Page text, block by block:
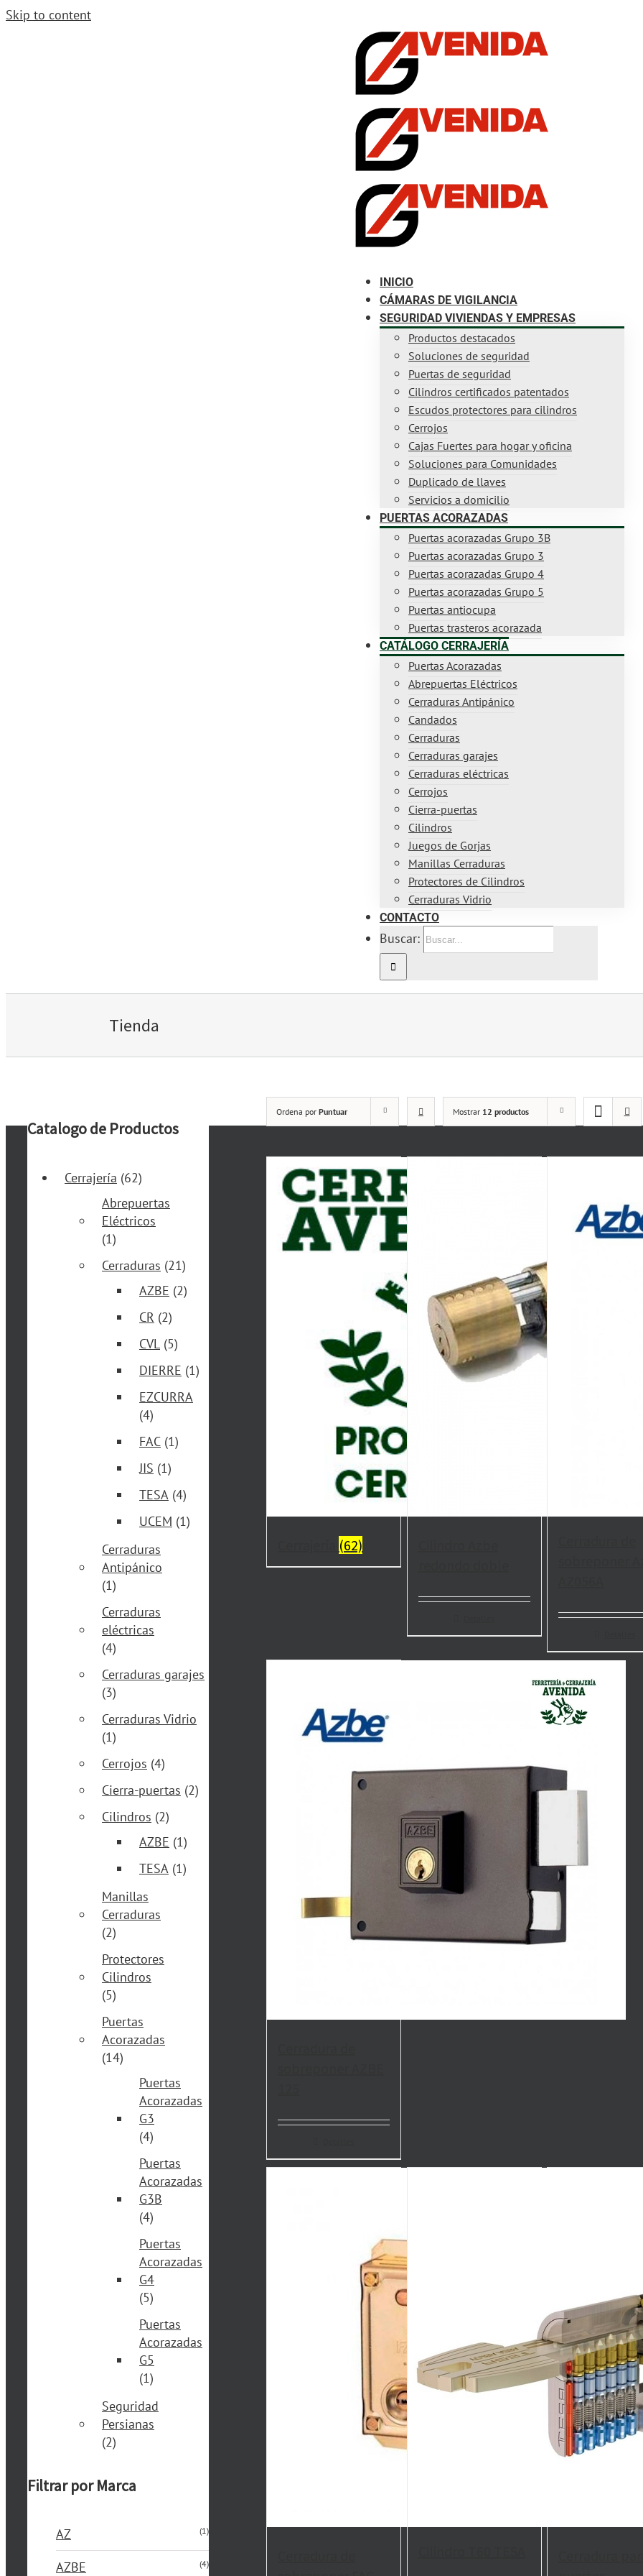
Skip to content
INICIO
CÁMARAS DE VIGILANCIA
SEGURIDAD VIVIENDAS Y EMPRESAS
Productos destacados
Soluciones de seguridad
Puertas de seguridad
Cilindros certificados patentados
Escudos protectores para cilindros
Cerrojos
Cajas Fuertes para hogar y oficina
Soluciones para Comunidades
Duplicado de llaves
Servicios a domicilio
PUERTAS ACORAZADAS
Puertas acorazadas Grupo 3B
Puertas acorazadas Grupo 3
Puertas acorazadas Grupo 4
Puertas acorazadas Grupo 5
Puertas antiocupa
Puertas trasteros acorazada
CATÁLOGO CERRAJERÍA
Puertas Acorazadas
Abrepuertas Eléctricos
Cerraduras Antipánico
Candados
Cerraduras
Cerraduras garajes
Cerraduras eléctricas
Cerrojos
Cierra-puertas
Cilindros
Juegos de Gorjas
Manillas Cerraduras
Protectores de Cilindros
Cerraduras Vidrio
CONTACTO
Buscar:
Tienda
Ordena por Puntuar Mostrar 12 productos
(62)
Catalogo de Productos
Cerrajería (62)
Abrepuertas
Eléctricos
(1)
Cerraduras (21)
AZBE (2)
CR (2)
CVL (5)
DIERRE (1)
EZCURRA
(4)
FAC (1)
JIS (1)
TESA (4)
UCEM (1)
Cerraduras
Antipánico
(1)
Cerraduras
eléctricas
(4)
Cerraduras garajes
(3)
Cerraduras Vidrio
(1)
Cerrojos (4)
Cierra-puertas (2)
Cilindros (2)
AZBE (1)
TESA (1)
Manillas
Cerraduras
(2)
Protectores
Cilindros
(5)
Puertas
Acorazadas
(14)
Puertas
Acorazadas
G3
(4)
Puertas
Acorazadas
G3B
(4)
Puertas
Acorazadas
G4
(5)
Puertas
Acorazadas
G5
(1)
Seguridad
Persianas
(2)
Filtrar por Marca
AZ (1)
AZBE (4)